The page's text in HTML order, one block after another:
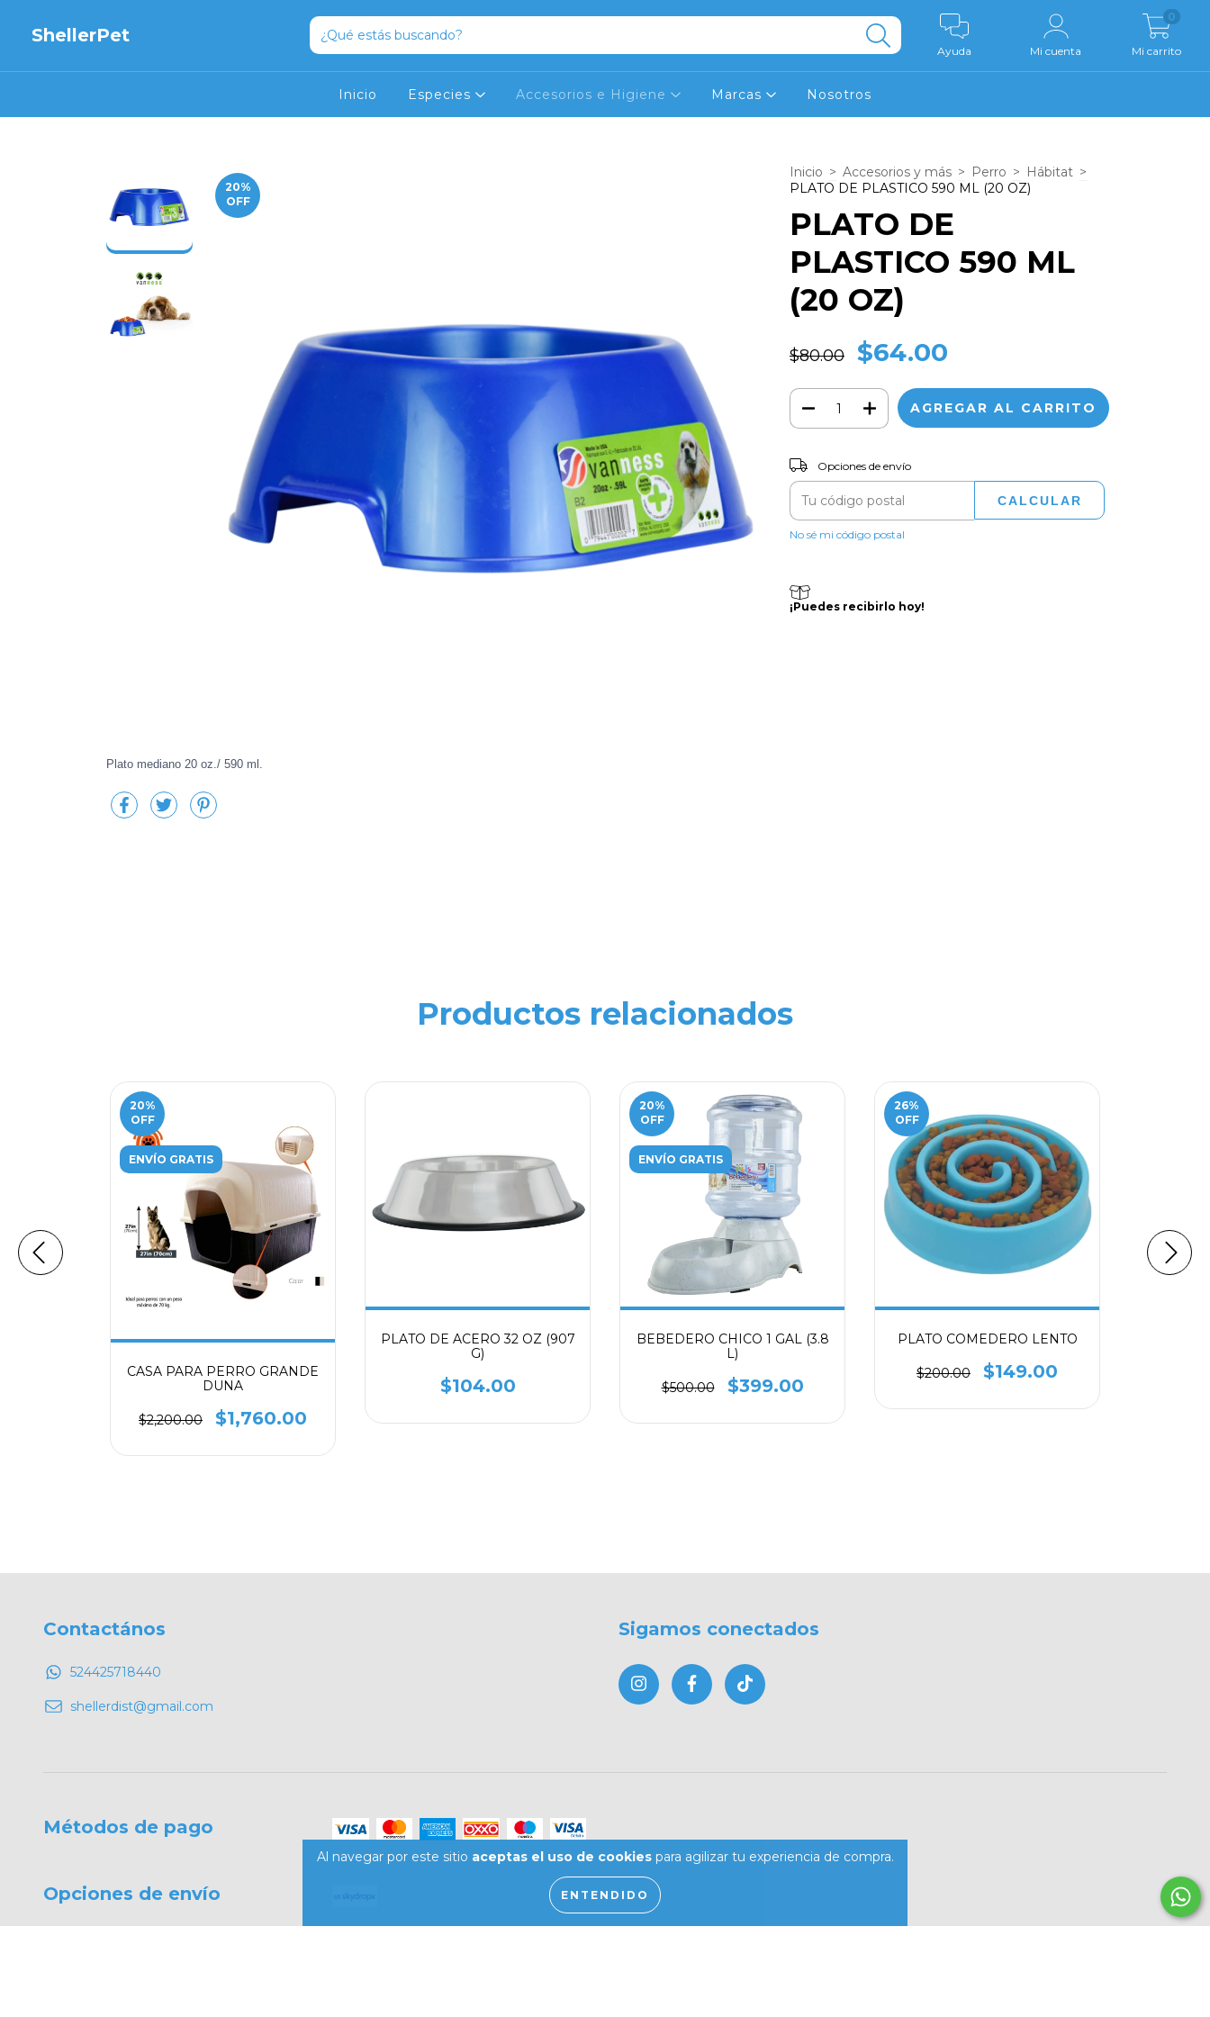
ShellerPet
Ayuda Mi cuenta Mi carrito
0
Inicio Especies Accesorios e Higiene Marcas Nosotros
Al navegar por este sitio aceptas el uso de cookiespara agilizar tu experiencia de compra.
ENTENDIDO
20%
OFF
Plato mediano 20 oz./ 590 ml.
Inicio > Accesorios y más > Perro > Hábitat >
PLATO DE PLASTICO 590 ML (20 OZ)
PLATO DE
PLASTICO 590 ML
(20 OZ)
$80.00 $64.00
Entregas para el CP:
Opciones de envío
CALCULAR
No sé mi código postal
¡Puedes recibirlo hoy!
Productos relacionados
20%
OFF
ENVÍO GRATIS
CASA PARA PERRO GRANDE
DUNA
$2,200.00 $1,760.00
PLATO DE ACERO 32 OZ (907
G)
$104.00
20%
OFF
ENVÍO GRATIS
BEBEDERO CHICO 1 GAL (3.8
L)
$500.00 $399.00
26%
OFF
PLATO COMEDERO LENTO
$200.00 $149.00
Contactános
524425718440
shellerdist@gmail.com
Sigamos conectados
Métodos de pago
Opciones de envío